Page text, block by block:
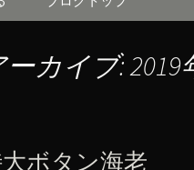
カイブ: 2019
ボタン海老